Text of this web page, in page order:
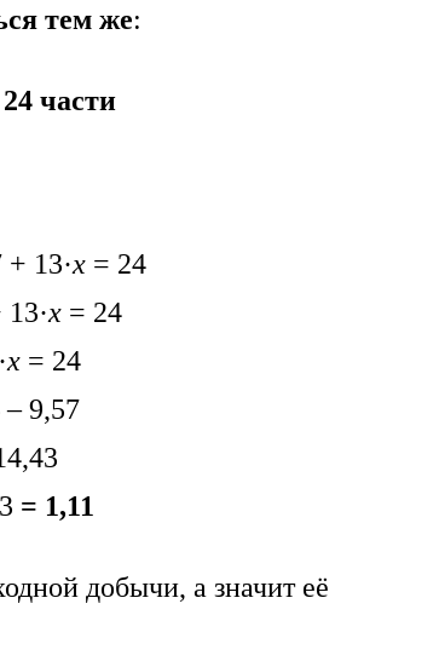
тем же:
24 части
+ 13·х= 24
х= 24
х= 24
9,57
= 1,11
добычи, а значит её